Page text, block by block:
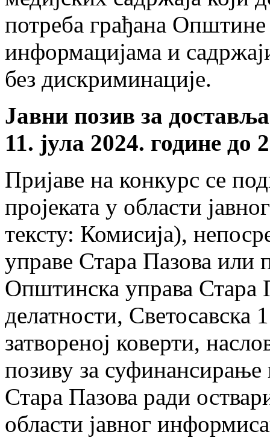
потреба грађана Општине
информацијама и
без дискриминације.
Јавни позив за
11. јула 2024. године до
Пријаве на конкурс се
пројеката у области
тексту: Комисија),
управе Стара Пазова или
Општинска управа Стара
делатности, Светосавска
затвореној коверти,
позиву за суфинансирање
Стара Пазова ради
области јавног